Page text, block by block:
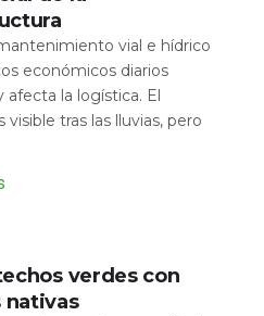
vial e hídrico
económicos diarios
afecta la logística. El
visible tras las lluvias, pero
verdes con
nativas